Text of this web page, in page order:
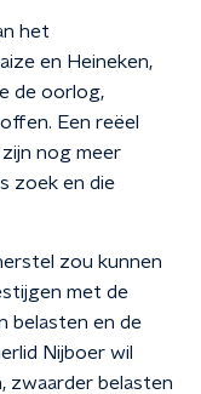
het
en Heineken,
de oorlog,
Een reëel
nog meer
zoek en die
zou kunnen
met de
belasten en de
Nijboer wil
zwaarder belasten